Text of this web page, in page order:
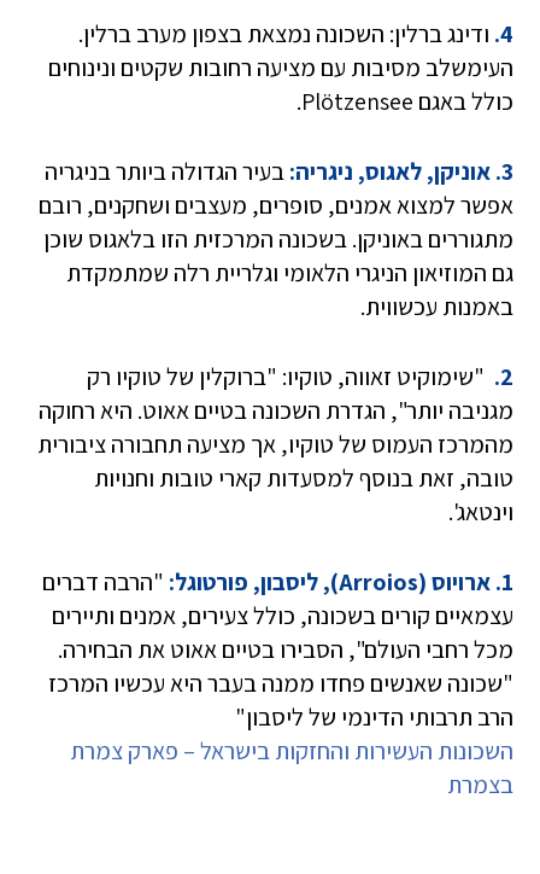
4. ודינג ברלין: השכונה נמצאת בצפון מערב ברלין.
העימשלב מסיבות עם מציעה רחובות שקטים ונינוחים
כולל באגם Plötzensee.
3. אוניקן, לאגוס, ניגריה:
בעיר הגדולה ביותר בניגריה
אפשר למצוא אמנים, סופרים, מעצבים ושחקנים, רובם
מתגוררים באוניקן. בשכונה המרכזית הזו בלאגוס שוכן
גם המוזיאון הניגרי הלאומי וגלריית רלה שמתמקדת
באמנות עכשווית.
2.
"שימוקיט זאווה, טוקיו: "ברוקלין של טוקיו רק
מגניבה יותר", הגדרת השכונה בטיים אאוט. היא רחוקה
מהמרכז העמוס של טוקיו, אך מציעה תחבורה ציבורית
טובה, זאת בנוסף למסעדות קארי טובות וחנויות
וינטאג'.
1. ארויוס (Arroios), ליסבון, פורטוגל:
"הרבה דברים
עצמאיים קורים בשכונה, כולל צעירים, אמנים ותיירים
מכל רחבי העולם", הסבירו בטיים אאוט את הבחירה.
"שכונה שאנשים פחדו ממנה בעבר היא עכשיו המרכז
הרב תרבותי הדינמי של ליסבון"
השכונות העשירות והחזקות בישראל – פארק צמרת
בצמרת